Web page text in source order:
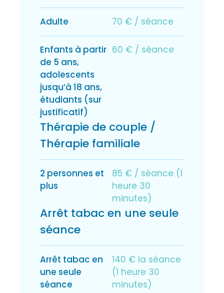
Adulte 70 € / séance
Enfants à partir
de 5 ans,
adolescents
jusqu’à 18 ans,
étudiants (sur
justificatif)
60 € / séance
Thérapie de couple /
Thérapie familiale
2 personnes et
plus
85 € / séance (1
heure 30
minutes)
Arrêt tabac en une seule
séance
Arrêt tabac en
une seule
séance
140 € la séance
(1 heure 30
minutes)